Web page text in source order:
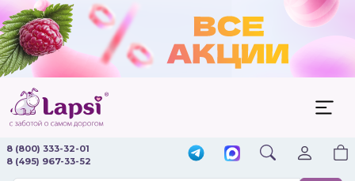
8 (800) 333-32-01
8 (495) 967-33-52